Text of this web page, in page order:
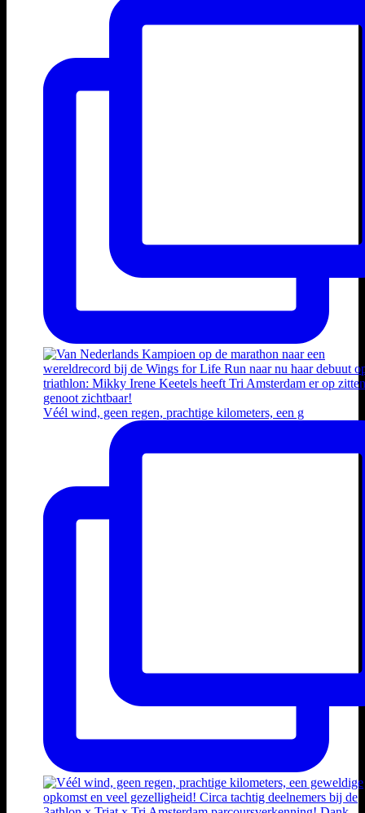
Véél wind, geen regen, prachtige kilometers, een g